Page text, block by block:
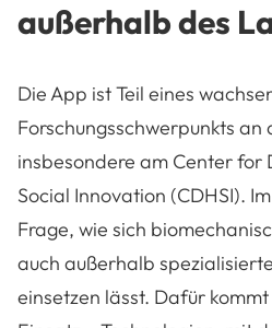
außerhalb des
Die App ist Teil eines
Forschungsschwerpunkts an
insbesondere am Center for
Social Innovation (CDHSI).
Frage, wie sich
auch außerhalb
einsetzen lässt. Dafür